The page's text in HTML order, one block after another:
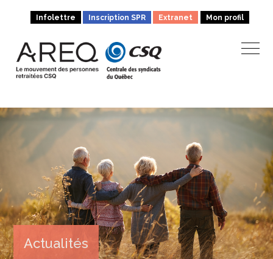
Infolettre Inscription SPR Extranet Mon profil
Actualités